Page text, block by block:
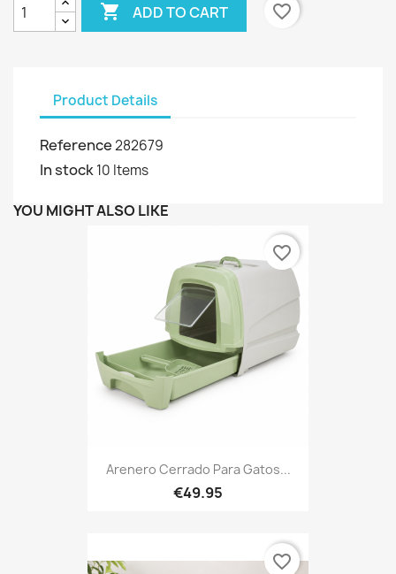
 ADD TO CART favorite_border
Product Details
Reference282679
In stock10 Items
YOU MIGHT ALSO LIKE
Arenero Cerrado Para Gatos...
€49.95
favorite_border
favorite_border